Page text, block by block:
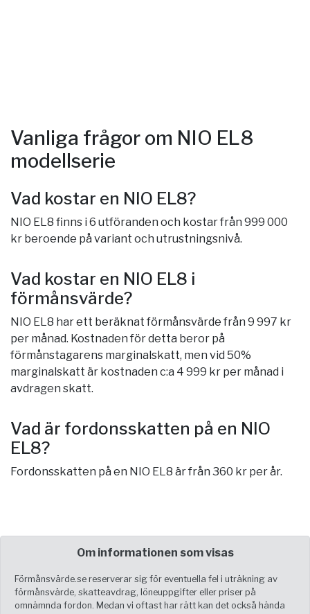
Vanliga frågor om NIO EL8
modellserie
Vad kostar en NIO EL8?
NIO EL8 finns i 6 utföranden och kostar från 999 000
kr beroende på variant och utrustningsnivå.
Vad kostar en NIO EL8 i
förmånsvärde?
NIO EL8 har ett beräknat förmånsvärde från 9 997 kr
per månad. Kostnaden för detta beror på
förmånstagarens marginalskatt, men vid 50%
marginalskatt är kostnaden c:a 4 999 kr per månad i
avdragen skatt.
Vad är fordonsskatten på en NIO
EL8?
Fordonsskatten på en NIO EL8 är från 360 kr per år.
Om informationen som visas
Förmånsvärde.se reserverar sig för eventuella fel i uträkning av
förmånsvärde, skatteavdrag, löneuppgifter eller priser på
omnämnda fordon. Medan vi oftast har rätt kan det också hända